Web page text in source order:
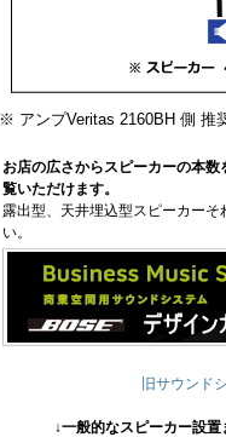
※ アンプVeritas 2160BH 側 推
お店の広さからスピーカーの本
覧いただけます。
露出型、天井埋込型スピーカー
い。
旧サウンド
↓一般的なスピーカー設